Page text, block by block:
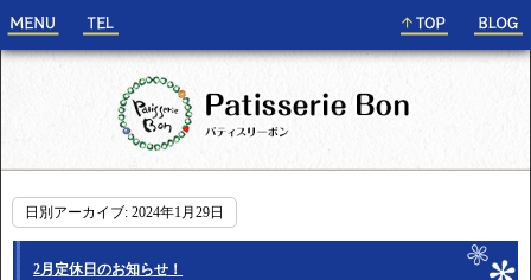
日別アーカイブ: 2024年1月29日
2月定休日のお知らせ！